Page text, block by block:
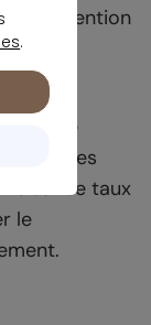
une attention
marché
C'est ce taux
le
.